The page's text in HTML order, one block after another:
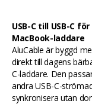
USB-C till USB-C
MacBook-laddare
AluCable är byggd
direkt till dagens
C-laddare. Den
andra USB-C-
synkronisera utan